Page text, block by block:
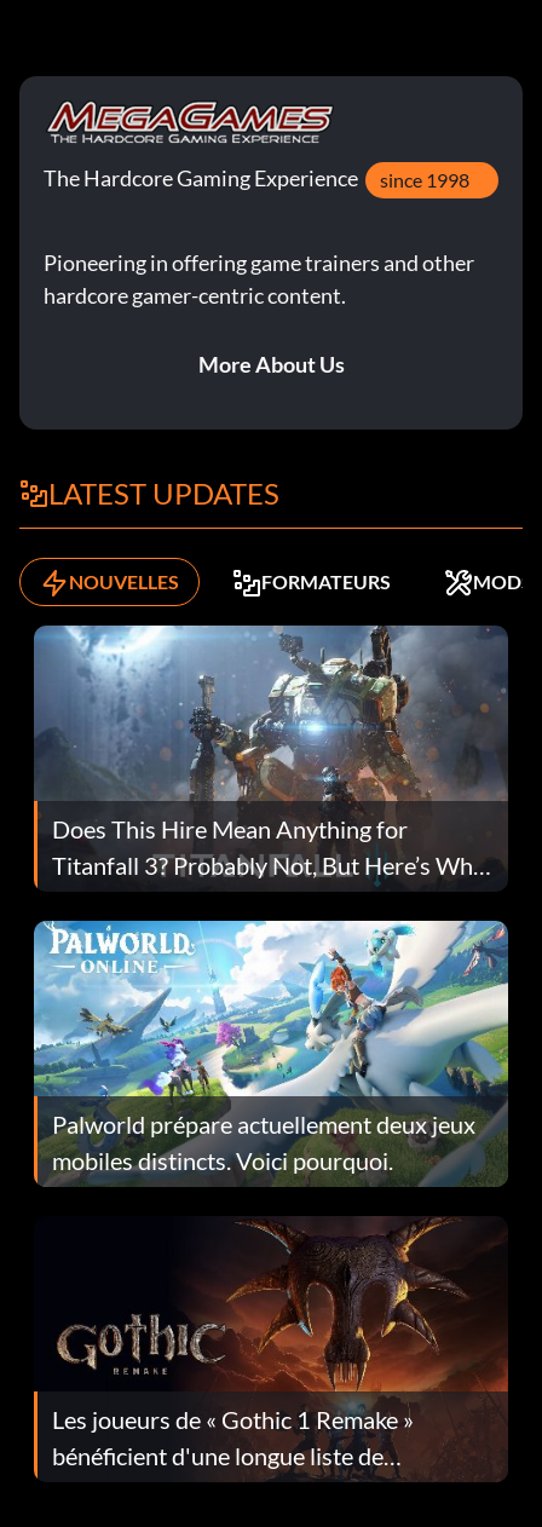
The Hardcore Gaming Experience since 1998
Pioneering in offering game trainers and other
hardcore gamer-centric content.
More About Us
LATEST UPDATES
NOUVELLES FORMATEURS MODS
Does This Hire Mean Anything for
Titanfall 3? Probably Not, But Here’s Why
Fans Are Hopeful
Palworld prépare actuellement deux jeux
mobiles distincts. Voici pourquoi.
Les joueurs de « Gothic 1 Remake »
bénéficient d'une longue liste de
corrections dans la mise à jour 1.0.4